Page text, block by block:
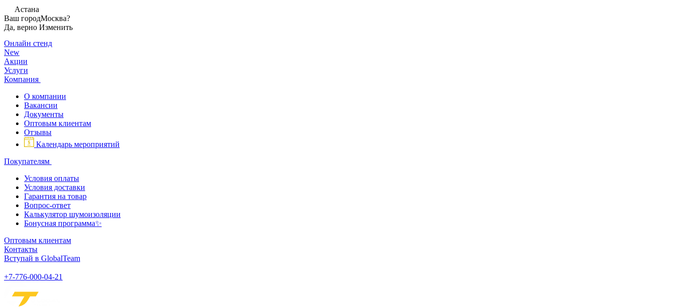
Астана
Ваш городМосква?
Да, верно Изменить
Онлайн стенд
New
Акции
Услуги
Компания
О компании
Вакансии
Документы
Оптовым клиентам
Отзывы
Календарь мероприятий
Покупателям
Условия оплаты
Условия доставки
Гарантия на товар
Вопрос-ответ
Калькулятор шумоизоляции
Бонусная программа✨
Оптовым клиентам
Контакты
Вступай в GlobalTeam
+7-776-000-04-21